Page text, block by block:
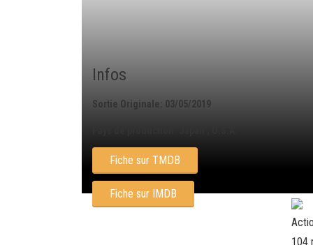
104
Infos
Sortie Originale: 03/05/2019
Fiche sur TMDB
Fiche sur IMDB